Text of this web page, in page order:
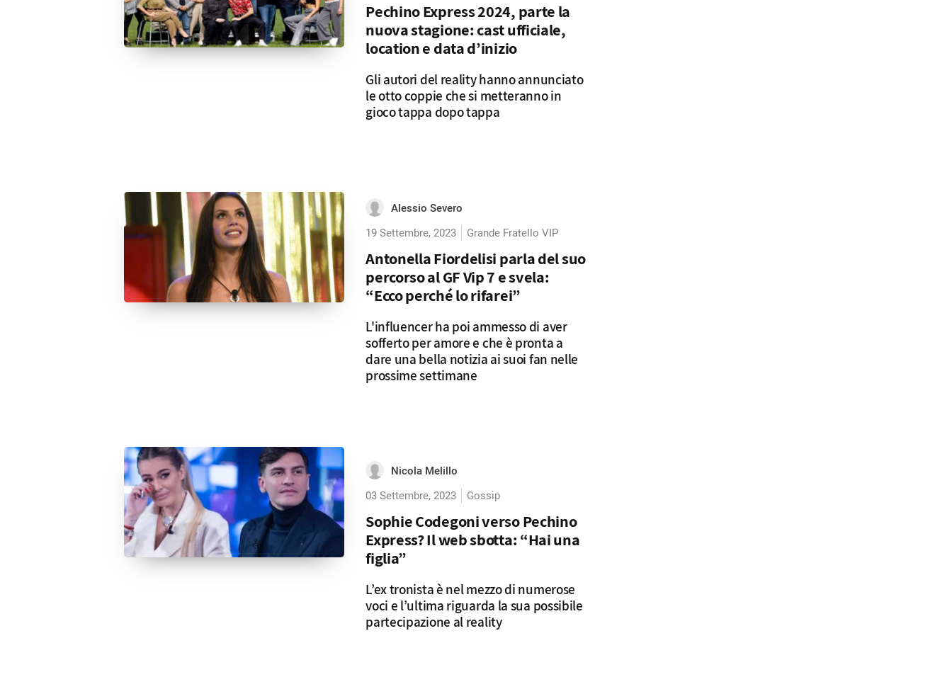
Pechino Express 2024, parte la
nuova stagione: cast ufficiale,
location e data d’inizio
Gli autori del reality hanno annunciato
le otto coppie che si metteranno in
gioco tappa dopo tappa
Alessio Severo
19 Settembre, 2023
Grande Fratello VIP
Antonella Fiordelisi parla del suo
percorso al GF Vip 7 e svela:
“Ecco perché lo rifarei”
L'influencer ha poi ammesso di aver
sofferto per amore e che è pronta a
dare una bella notizia ai suoi fan nelle
prossime settimane
Nicola Melillo
03 Settembre, 2023
Gossip
Sophie Codegoni verso Pechino
Express? Il web sbotta: “Hai una
figlia”
L’ex tronista è nel mezzo di numerose
voci e l’ultima riguarda la sua possibile
partecipazione al reality